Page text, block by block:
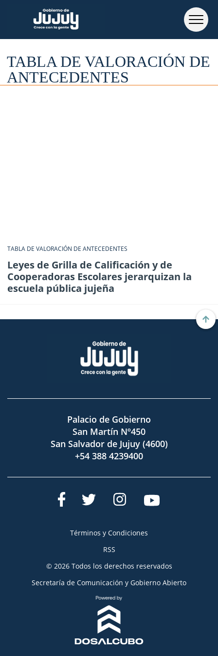
TABLA DE VALORACIÓN DE
ANTECEDENTES
TABLA DE VALORACIÓN DE ANTECEDENTES
Leyes de Grilla de Calificación y de
Cooperadoras Escolares jerarquizan la
escuela pública jujeña
Palacio de Gobierno
San Martín Nº450
San Salvador de Jujuy (4600)
+54 388 4239400
Términos y Condiciones
RSS
© 2026 Todos los derechos reservados
Secretaría de Comunicación y Gobierno Abierto